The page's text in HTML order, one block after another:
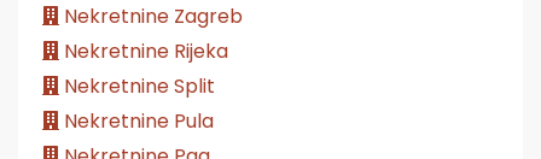
Nekretnine Zagreb
Nekretnine Rijeka
Nekretnine Split
Nekretnine Pula